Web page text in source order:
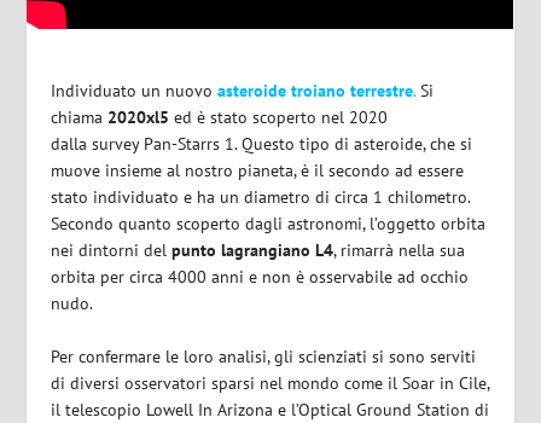
Individuato un nuovo asteroide troiano terrestre.Si
chiama 2020xl5 ed è stato scoperto nel 2020
dalla survey Pan-Starrs 1. Questo tipo di asteroide, che si
muove insieme al nostro pianeta, è il secondo ad essere
stato individuato e ha un diametro di circa 1 chilometro.
Secondo quanto scoperto dagli astronomi, l’oggetto orbita
nei dintorni delpunto lagrangiano L4, rimarrà nella sua
orbita per circa 4000 anni e non è osservabile ad occhio
nudo.
Per confermare le loro analisi, gli scienziati si sono serviti
di diversi osservatori sparsi nel mondo come il Soar in Cile,
il telescopio Lowell In Arizona e l’Optical Ground Station di